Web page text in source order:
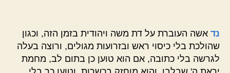
נד אשה העוברת על דת משה ויהודית בזמן הזה, וכגון
שהולכת בלי כיסוי ראש ובזרועות מגולים, ורוצה בעלה
לגרשה בלי כתובה, אם הוא טוען כן בתום לב, מחמת